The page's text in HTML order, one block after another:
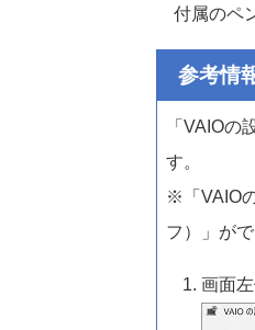
付属のペ
参考情
「VAIO
す。
※「VAIO
フ）」がで
画面